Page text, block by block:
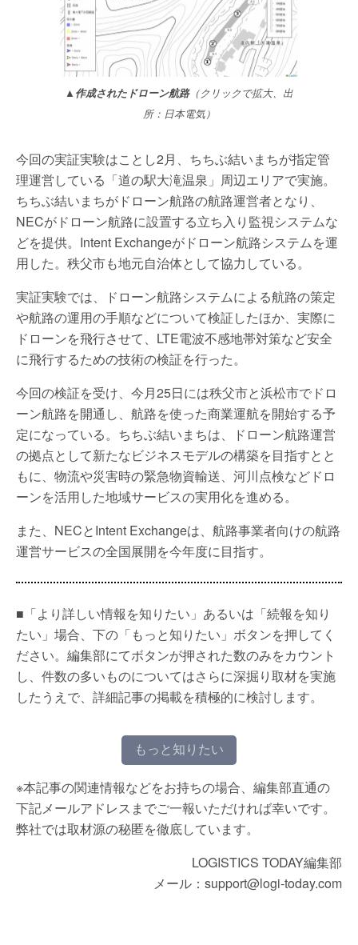
▲作成されたドローン航路（クリックで拡大、出
所：日本電気）
今回の実証実験はことし2月、ちちぶ結いまちが指定管
理運営している「道の駅大滝温泉」周辺エリアで実施。
ちちぶ結いまちがドローン航路の航路運営者となり、
NECがドローン航路に設置する立ち入り監視システムな
どを提供。Intent Exchangeがドローン航路システムを運
用した。秩父市も地元自治体として協力している。
実証実験では、ドローン航路システムによる航路の策定
や航路の運用の手順などについて検証したほか、実際に
ドローンを飛行させて、LTE電波不感地帯対策など安全
に飛行するための技術の検証を行った。
今回の検証を受け、今月25日には秩父市と浜松市でドロ
ーン航路を開通し、航路を使った商業運航を開始する予
定になっている。ちちぶ結いまちは、ドローン航路運営
の拠点として新たなビジネスモデルの構築を目指すとと
もに、物流や災害時の緊急物資輸送、河川点検などドロ
ーンを活用した地域サービスの実用化を進める。
また、NECとIntent Exchangeは、航路事業者向けの航路
運営サービスの全国展開を今年度に目指す。
■「より詳しい情報を知りたい」あるいは「続報を知り
たい」場合、下の「もっと知りたい」ボタンを押してく
ださい。編集部にてボタンが押された数のみをカウント
し、件数の多いものについてはさらに深掘り取材を実施
したうえで、詳細記事の掲載を積極的に検討します。
もっと知りたい
※本記事の関連情報などをお持ちの場合、編集部直通の
下記メールアドレスまでご一報いただければ幸いです。
弊社では取材源の秘匿を徹底しています。
LOGISTICS TODAY編集部
メール：support@logi-today.com